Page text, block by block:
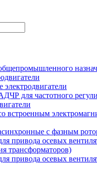
для частотного
встроенным
с фазным
привода осевых
трансформаторов)
привода осевых